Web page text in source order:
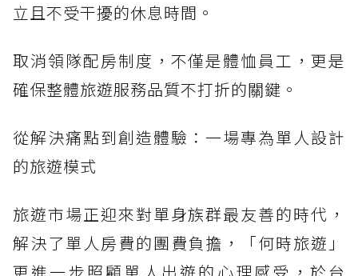
立且不受干擾的休息時間。
取消領隊配房制度，不僅是體恤員工，更是
確保整體旅遊服務品質不打折的關鍵。
從解決痛點到創造體驗：一場專為單人設計
的旅遊模式
旅遊市場正迎來對單身族群最友善的時代，
解決了單人房費的團費負擔，「何時旅遊」